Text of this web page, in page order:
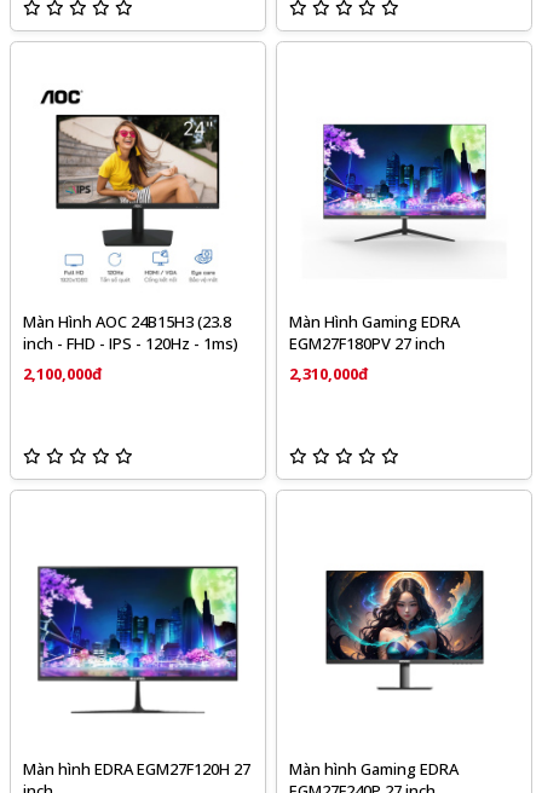
Màn Hình AOC 24B15H3 (23.8
inch - FHD - IPS - 120Hz - 1ms)
2,100,000đ
Màn Hình Gaming EDRA
EGM27F180PV 27 inch
2,310,000đ
Màn hình EDRA EGM27F120H 27
Màn hình Gaming EDRA